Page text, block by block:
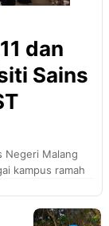
dan
Sains
Negeri Malang
kampus ramah
ini menjadi